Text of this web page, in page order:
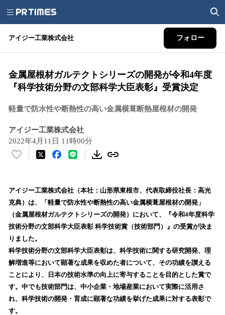
アイジー工業株式会社 フォロー
金属屋根材ガルテクトシリーズの開発が令和4年度
『科学技術分野の文部科学大臣表彰』受賞決定
軽量で防水性や断熱性の高い金属横葺断熱屋根材の開発
アイジー工業株式会社
2022年4月11日 11時00分
い
！
数
を
読
込
み
中
で
す
アイジー工業株式会社（本社：山形県東根市、代表取締役社長：高光
克典）は、「軽量で防水性や断熱性の高い金属横葺屋根材の開発」
（金属屋根材ガルテクトシリーズの開発）において、『令和4年度科学
技術分野の文部科学大臣表彰 科学技術賞（技術部門）』の受賞が決ま
りました。
科学技術分野の文部科学大臣表彰は、科学技術に関する研究開発、理
解増進等において顕著な成果を収めた者について、その功績を讃える
ことにより、日本の技術水準の向上に寄与することを目的とした賞で
す。中でも技術部門は、中小企業・地場産業において実際に活用さ
れ、科学技術の開発・育成に顕著な功績を挙げた成果に対する表彰で
す。